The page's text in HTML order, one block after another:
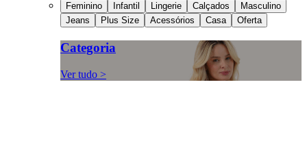
Feminino Infantil Lingerie Calçados
Masculino
Jeans
Plus Size Acessórios Casa Oferta
Categoria
Ver tudo >